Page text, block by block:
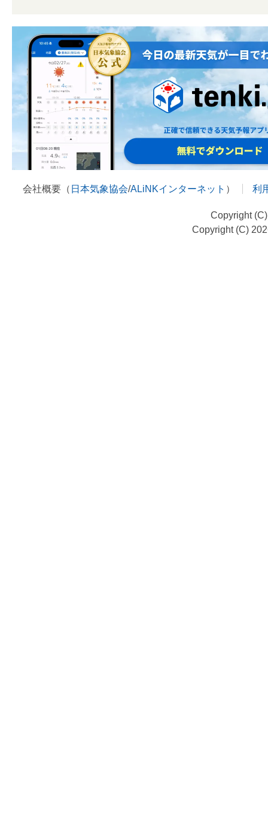
会社概要（ 日本気象協会/ALiNKインターネット ） 利
Copyright
Copyright (C)